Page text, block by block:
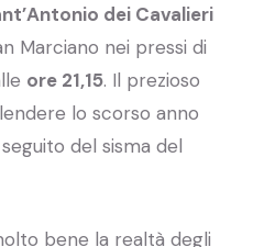
dei Cavalieri
Marciano nei pressi di
ore 21,15. Il prezioso
lo scorso anno
del sisma del
bene la realtà degli